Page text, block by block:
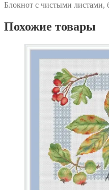
Блокнот с чистыми листами,
Похожие товары